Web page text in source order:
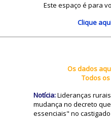
Este espaço é para
Clique
Os dados
Todos
Notícia:Lideranças
mudança no decreto
essenciais" no